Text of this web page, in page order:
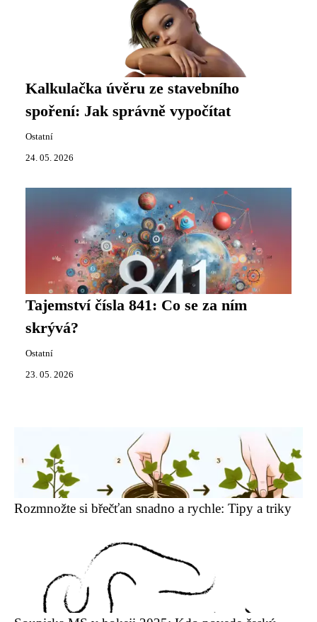
Kalkulačka úvěru ze stavebního
spoření: Jak správně vypočítat
Ostatní
24. 05. 2026
Tajemství čísla 841: Co se za ním
skrývá?
Ostatní
23. 05. 2026
Rozmnožte si břečťan snadno a rychle: Tipy a triky